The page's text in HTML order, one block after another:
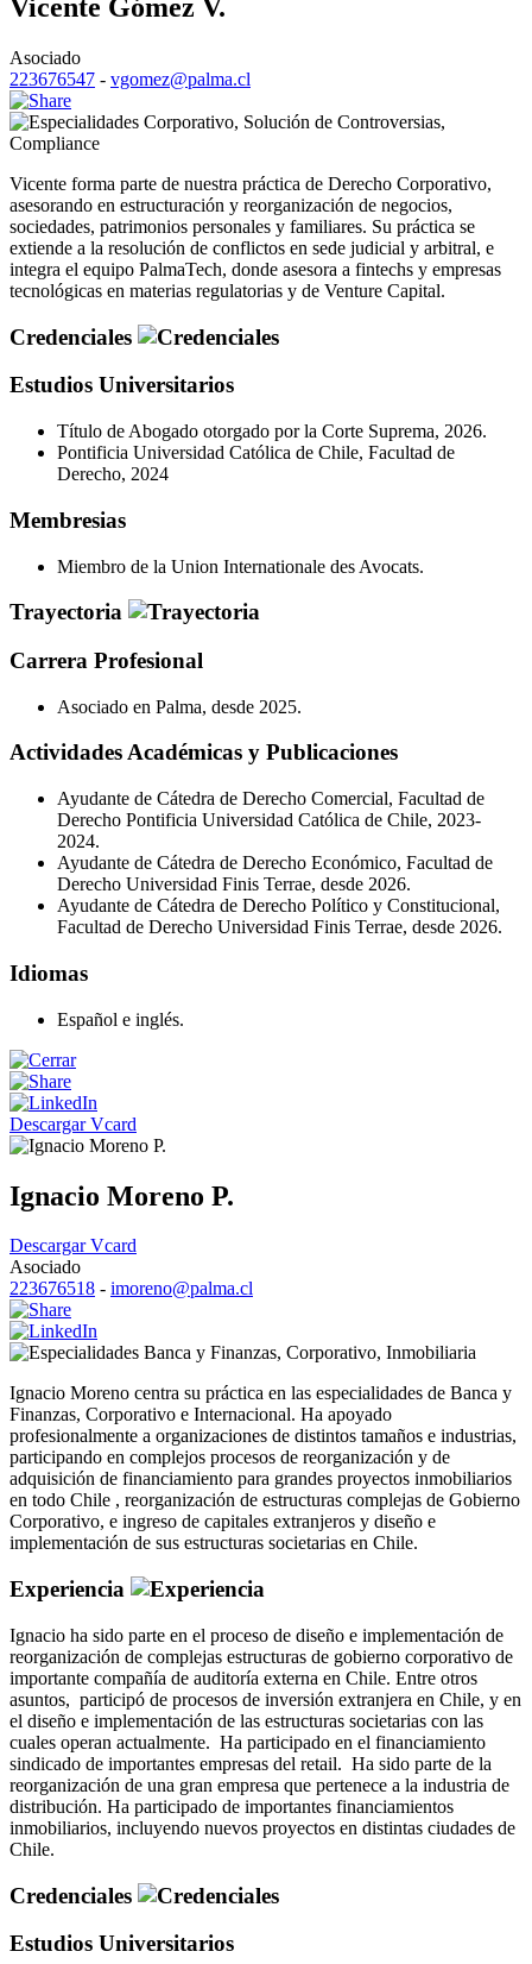
Vicente Gómez V.
Asociado
223676547 - vgomez@palma.cl
Corporativo, Solución de Controversias,
Compliance
Vicente forma parte de nuestra práctica de Derecho Corporativo,
asesorando en estructuración y reorganización de negocios,
sociedades, patrimonios personales y familiares. Su práctica se
extiende a la resolución de conflictos en sede judicial y arbitral, e
integra el equipo PalmaTech, donde asesora a fintechs y empresas
tecnológicas en materias regulatorias y de Venture Capital.
Credenciales
Estudios Universitarios
Título de Abogado otorgado por la Corte Suprema, 2026.
Pontificia Universidad Católica de Chile, Facultad de
Derecho, 2024
Membresias
Miembro de la Union Internationale des Avocats.
Trayectoria
Carrera Profesional
Asociado en Palma, desde 2025.
Actividades Académicas y Publicaciones
Ayudante de Cátedra de Derecho Comercial, Facultad de
Derecho Pontificia Universidad Católica de Chile, 2023-
2024.
Ayudante de Cátedra de Derecho Económico, Facultad de
Derecho Universidad Finis Terrae, desde 2026.
Ayudante de Cátedra de Derecho Político y Constitucional,
Facultad de Derecho Universidad Finis Terrae, desde 2026.
Idiomas
Español e inglés.
Descargar Vcard
Ignacio Moreno P.
Descargar Vcard
Asociado
223676518 - imoreno@palma.cl
Banca y Finanzas, Corporativo, Inmobiliaria
Ignacio Moreno centra su práctica en las especialidades de Banca y
Finanzas, Corporativo e Internacional. Ha apoyado
profesionalmente a organizaciones de distintos tamaños e industrias,
participando en complejos procesos de reorganización y de
adquisición de financiamiento para grandes proyectos inmobiliarios
en todo Chile , reorganización de estructuras complejas de Gobierno
Corporativo, e ingreso de capitales extranjeros y diseño e
implementación de sus estructuras societarias en Chile.
Experiencia
Ignacio ha sido parte en el proceso de diseño e implementación de
reorganización de complejas estructuras de gobierno corporativo de
importante compañía de auditoría externa en Chile. Entre otros
asuntos, participó de procesos de inversión extranjera en Chile, y en
el diseño e implementación de las estructuras societarias con las
cuales operan actualmente. Ha participado en el financiamiento
sindicado de importantes empresas del retail. Ha sido parte de la
reorganización de una gran empresa que pertenece a la industria de
distribución. Ha participado de importantes financiamientos
inmobiliarios, incluyendo nuevos proyectos en distintas ciudades de
Chile.
Credenciales
Estudios Universitarios